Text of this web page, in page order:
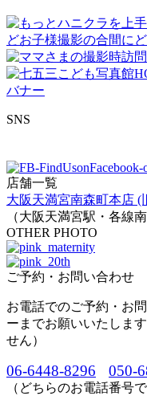
SNS
店舗一覧
大阪天満宮南森町本店 (
（大阪天満宮駅・各線
OTHER PHOTO
ご予約・お問い合わせ
お電話でのご予約・お
ーまでお願いいたしま
せん）
06-6448-8296 050-
（どちらのお電話番号